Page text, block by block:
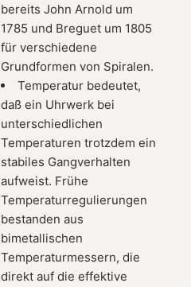
bereits John Arnold um
1785 und Breguet um 1805
für verschiedene
Grundformen von Spiralen.
Temperatur bedeutet,
daß ein Uhrwerk bei
unterschiedlichen
Temperaturen trotzdem ein
stabiles Gangverhalten
aufweist. Frühe
Temperaturregulierungen
bestanden aus
bimetallischen
Temperaturmessern, die
direkt auf die effektive